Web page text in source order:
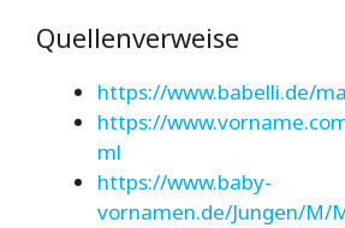
Quellenverweise
https://www.babelli.de/
https://
ml
https://www.baby-
vornamen.de/Jungen/M/